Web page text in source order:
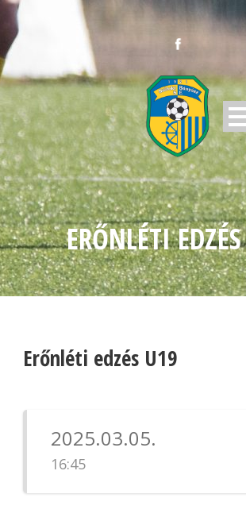
ERŐNLÉTI
Erőnléti edzés U19
2025.03.05.
16:45